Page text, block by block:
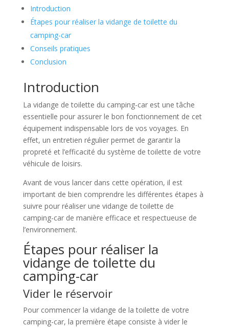
Introduction
Étapes pour réaliser la vidange de toilette du
camping-car
Conseils pratiques
Conclusion
Introduction
La vidange de toilette du camping-car est une tâche
essentielle pour assurer le bon fonctionnement de cet
équipement indispensable lors de vos voyages. En
effet, un entretien régulier permet de garantir la
propreté et l’efficacité du système de toilette de votre
véhicule de loisirs.
Avant de vous lancer dans cette opération, il est
important de bien comprendre les différentes étapes à
suivre pour réaliser une vidange de toilette de
camping-car de manière efficace et respectueuse de
l’environnement.
Étapes pour réaliser la
vidange de toilette du
camping-car
Vider le réservoir
Pour commencer la vidange de la toilette de votre
camping-car, la première étape consiste à vider le